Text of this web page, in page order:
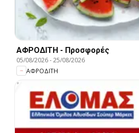
ΑΦΡΟΔΙΤΗ - Προσφορές
05/08/2026-25/08/2026
ΑΦΡΟΔΙΤΗ